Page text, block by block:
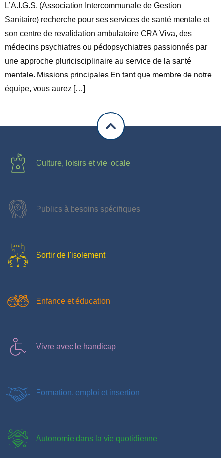
L’A.I.G.S. (Association Intercommunale de Gestion
Sanitaire) recherche pour ses services de santé mentale et
son centre de revalidation ambulatoire CRA Viva, des
médecins psychiatres ou pédopsychiatres passionnés par
une approche pluridisciplinaire au service de la santé
mentale. Missions principales En tant que membre de notre
équipe, vous aurez […]
Culture, loisirs et vie locale
Publics à besoins spécifiques
Sortir de l'isolement
Enfance et éducation
Vivre avec le handicap
Formation, emploi et insertion
Autonomie dans la vie quotidienne